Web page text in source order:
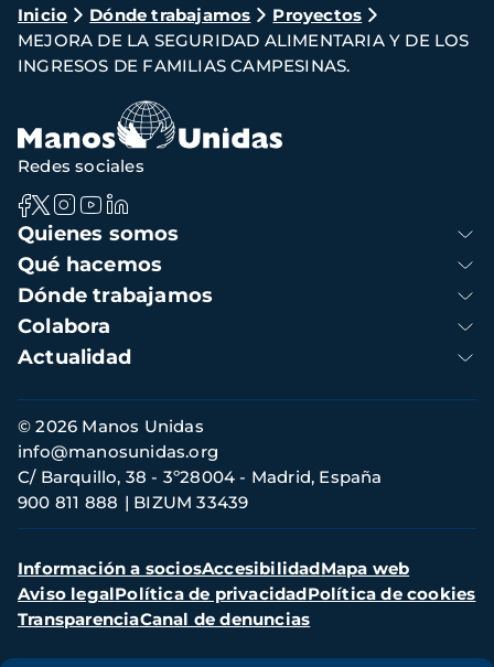
Ruta
de
navegación
Inicio Dónde trabajamos
Proyectos
MEJORA DE LA SEGURIDAD ALIMENTARIA Y DE LOS
INGRESOS DE FAMILIAS CAMPESINAS.
Navegación
principal
Quienes somos
Qué hacemos
Dónde trabajamos
Colabora
Actualidad
Redes sociales
Información
de
contacto
© 2026 Manos Unidas
C/ Barquillo, 38 - 3º28004 - Madrid, España
900 811 888
BIZUM 33439
info@manosunidas.org
Menú
secundario
Información a sociosAccesibilidadMapa web
Aviso legalPolítica de privacidadPolítica de cookies
TransparenciaCanal de denuncias